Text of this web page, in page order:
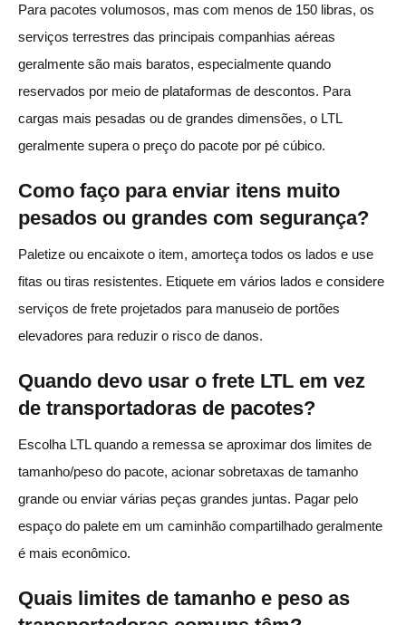
Para pacotes volumosos, mas com menos de 150 libras, os
serviços terrestres das principais companhias aéreas
geralmente são mais baratos, especialmente quando
reservados por meio de plataformas de descontos. Para
cargas mais pesadas ou de grandes dimensões, o LTL
geralmente supera o preço do pacote por pé cúbico.
Como faço para enviar itens muito
pesados ou grandes com segurança?
Paletize ou encaixote o item, amorteça todos os lados e use
fitas ou tiras resistentes. Etiquete em vários lados e considere
serviços de frete projetados para manuseio de portões
elevadores para reduzir o risco de danos.
Quando devo usar o frete LTL em vez
de transportadoras de pacotes?
Escolha LTL quando a remessa se aproximar dos limites de
tamanho/peso do pacote, acionar sobretaxas de tamanho
grande ou enviar várias peças grandes juntas. Pagar pelo
espaço do palete em um caminhão compartilhado geralmente
é mais econômico.
Quais limites de tamanho e peso as